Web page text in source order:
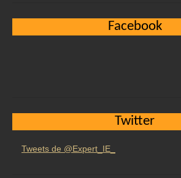
Facebook
Twitter
Tweets de @Expert_IE_